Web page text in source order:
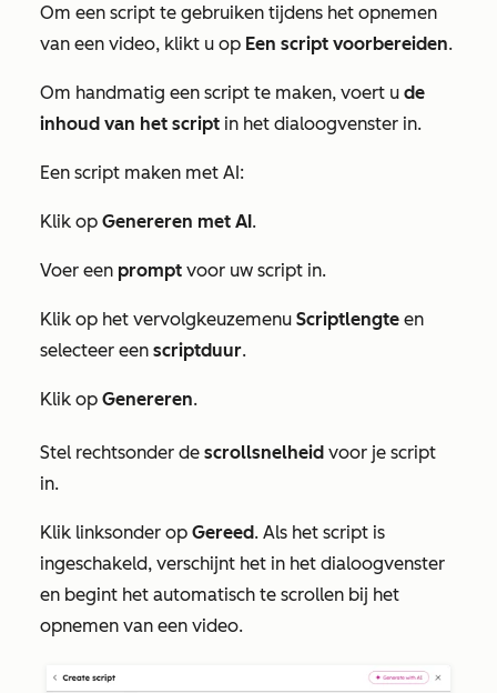
Om een script te gebruiken tijdens het opnemen
van een video, klikt u op Een script voorbereiden.
Om handmatig een script te maken, voert u de
inhoud van het script in het dialoogvenster in.
Een script maken met AI:
Klik op Genereren met AI.
Voer een prompt voor uw script in.
Klik op het vervolgkeuzemenu Scriptlengte en
selecteer een scriptduur.
Klik op Genereren.
Stel rechtsonder de scrollsnelheid voor je script
in.
Klik linksonder op Gereed. Als het script is
ingeschakeld, verschijnt het in het dialoogvenster
en begint het automatisch te scrollen bij het
opnemen van een video.